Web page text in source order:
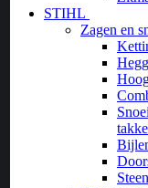
STIHL
Zagen en